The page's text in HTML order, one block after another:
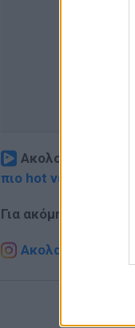
Ακολουθήστε το
πιο hot νέα
Για ακόμη
Ακολουθήστε το